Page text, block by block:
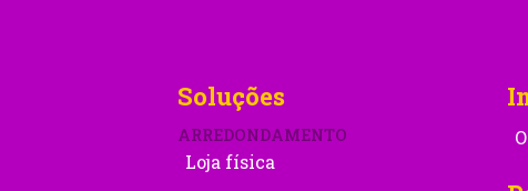
Soluções
ARREDONDAMENTO
Loja física